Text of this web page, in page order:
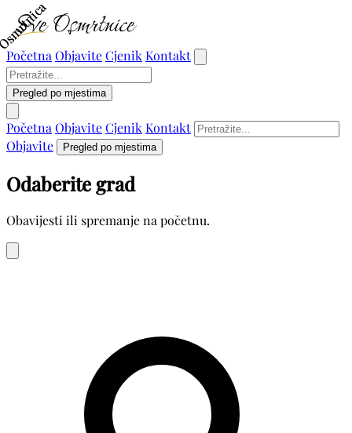
Početna ObjaviteCjenik Kontakt
Pregled po mjestima
Početna ObjaviteCjenik Kontakt
Objavite
Pregled po mjestima
Odaberite grad
Obavijesti ili spremanje na početnu.